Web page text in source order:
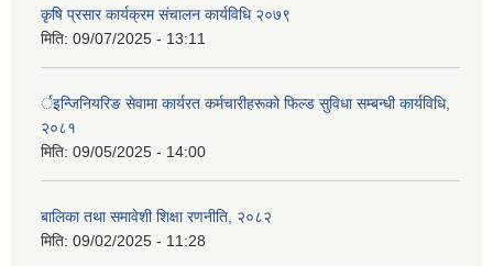
कृषि प्रसार कार्यक्रम संचालन कार्यविधि २०७९
मिति: 09/07/2025 - 13:11
र्इन्जिनियरिङ सेवामा कार्यरत कर्मचारीहरूको फिल्ड सुविधा सम्बन्धी कार्यविधि,
२०८१
मिति: 09/05/2025 - 14:00
बालिका तथा समावेशी शिक्षा रणनीति, २०८२
मिति: 09/02/2025 - 11:28